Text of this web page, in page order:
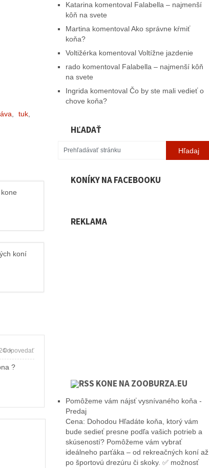
tuk
koní
•
?
Odpovedať
Katarina komentoval Falabella – najmenší
kôň na svete
Martina komentovalAko správne kŕmiť
koňa?
Voltižérka komentoval Voltížne jazdenie
radokomentoval Falabella – najmenší kôň
na svete
Ingrida komentoval Čo by ste mali vedieť o
chove koňa?
HĽADAŤ
KONÍKY NA FACEBOOKU
REKLAMA
KONE NA ZOOBURZA.EU
Pomôžeme vám nájsť vysnívaného koňa -
Predaj
Cena: Dohodou Hľadáte koňa, ktorý vám
bude sedieť presne podľa vašich potrieb a
skúseností? Pomôžeme vám vybrať
ideálneho parťáka – od rekreačných koní až
po športovú drezúru či skoky. ✅ možnosť